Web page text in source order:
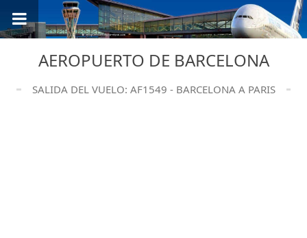
AEROPUERTO DE BARCELONA
SALIDA DEL VUELO: AF1549 - BARCELONA A PARIS